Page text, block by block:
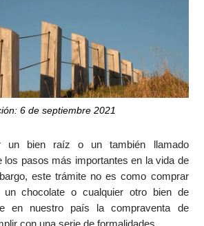
6 de septiembre 2021
un bien raíz o un también llamado
los pasos más importantes en la vida de
este trámite no es como comprar
chocolate o cualquier otro bien de
en nuestro país la compraventa de
con una serie de formalidades.